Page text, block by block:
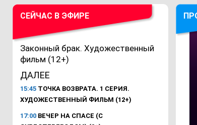
СЕЙЧАС В ЭФИРЕ
Законный брак. Художественный
фильм (12+)
ДАЛЕЕ
15:45 ТОЧКА ВОЗВРАТА. 1 СЕРИЯ.
ХУДОЖЕСТВЕННЫЙ ФИЛЬМ (12+)
17:00 ВЕЧЕР НА СПАСЕ (С